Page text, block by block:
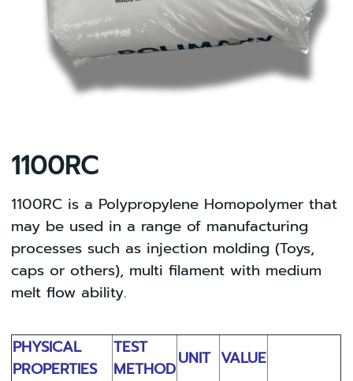
1100RC
1100RC is a Polypropylene Homopolymer that
may be used in a range of manufacturing
processes such as injection molding (Toys,
caps or others), multi filament with medium
melt flow ability.
PHYSICAL
PROPERTIES
TEST
METHODUNIT VALUE